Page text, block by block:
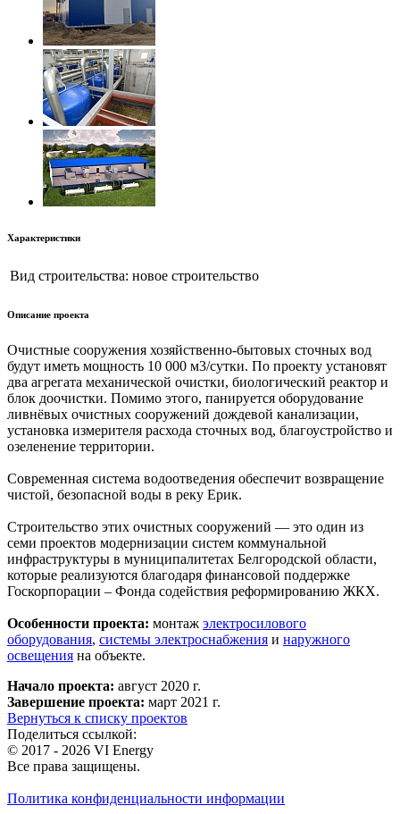
Характеристики
Вид строительства: новое строительство
Описание проекта
Очистные сооружения хозяйственно-бытовых сточных вод
будут иметь мощность 10 000 м3/сутки. По проекту установят
два агрегата механической очистки, биологический реактор и
блок доочистки. Помимо этого, панируется оборудование
ливнёвых очистных сооружений дождевой канализации,
установка измерителя расхода сточных вод, благоустройство и
озеленение территории.
Современная система водоотведения обеспечит возвращение
чистой, безопасной воды в реку Ерик.
Строительство этих очистных сооружений — это один из
семи проектов модернизации систем коммунальной
инфраструктуры в муниципалитетах Белгородской области,
которые реализуются благодаря финансовой поддержке
Госкорпорации – Фонда содействия реформированию ЖКХ.
Особенности проекта: монтаж электросилового
оборудования, системы электроснабжения и наружного
освещения на объекте.
Начало проекта: август 2020 г.
Завершение проекта: март 2021 г.
Вернуться к списку проектов
Поделиться ссылкой:
© 2017 - 2026 VI Energy
Все права защищены.
Политика конфиденциальности информации